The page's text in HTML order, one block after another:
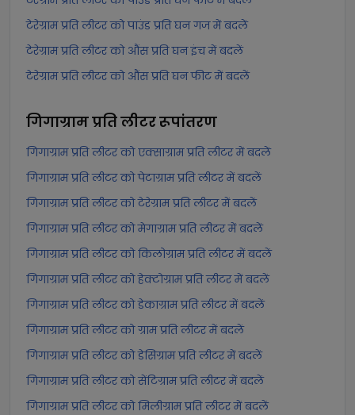
टेरेग्राम प्रति लीटर को पाउंड प्रति घन गज में बदलें
टेरेग्राम प्रति लीटर को औंस प्रति घन इंच में बदलें
टेरेग्राम प्रति लीटर को औंस प्रति घन फीट में बदलें
गिगाग्राम प्रति लीटररूपांतरण
गिगाग्राम प्रति लीटर को एक्साग्राम प्रति लीटर में बदलें
गिगाग्राम प्रति लीटर को पेटाग्राम प्रति लीटर में बदलें
गिगाग्राम प्रति लीटर को टेरेग्राम प्रति लीटर में बदलें
गिगाग्राम प्रति लीटर को मेगाग्राम प्रति लीटर में बदलें
गिगाग्राम प्रति लीटर को किलोग्राम प्रति लीटर में बदलें
गिगाग्राम प्रति लीटर को हेक्टोग्राम प्रति लीटर में बदलें
गिगाग्राम प्रति लीटर को डेकाग्राम प्रति लीटर में बदलें
गिगाग्राम प्रति लीटर को ग्राम प्रति लीटर में बदलें
गिगाग्राम प्रति लीटर को डेसिग्राम प्रति लीटर में बदलें
गिगाग्राम प्रति लीटर को सेंटिग्राम प्रति लीटर में बदलें
गिगाग्राम प्रति लीटर को मिलीग्राम प्रति लीटर में बदलें